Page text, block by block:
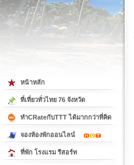
หน้าหลัก
ที่เที่ยวทั่วไทย 76 จังหวัด
ทำCRateกับTTT ได้มากกว่าที่คิด
จองห้องพักออนไลน์
ที่พัก โรงแรม รีสอร์ท